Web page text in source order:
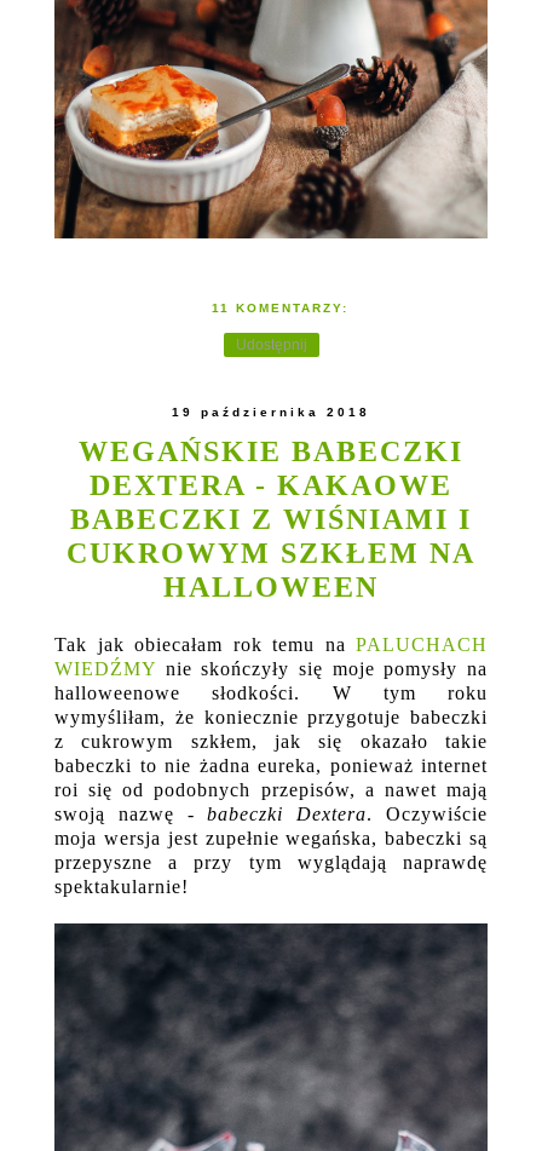
11 KOMENTARZY:
Udostępnij
19 października 2018
WEGAŃSKIE BABECZKI
DEXTERA - KAKAOWE
BABECZKI Z WIŚNIAMI I
CUKROWYM SZKŁEM NA
HALLOWEEN
Tak jak obiecałam rok temu na PALUCHACH
WIEDŹMY nie skończyły się moje pomysły na
halloweenowe słodkości. W tym roku
wymyśliłam, że koniecznie przygotuje babeczki
z cukrowym szkłem, jak się okazało takie
babeczki to nie żadna eureka, ponieważ internet
roi się od podobnych przepisów, a nawet mają
swoją nazwę -babeczki Dextera. Oczywiście
moja wersja jest zupełnie wegańska, babeczki są
przepyszne a przy tym wyglądają naprawdę
spektakularnie!